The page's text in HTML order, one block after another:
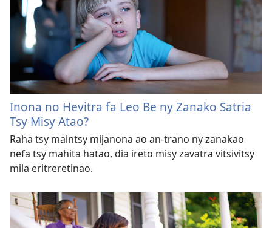
Inona no Hevitra fa Leo Be ny Zanako Satria
Tsy Misy Atao?
Raha tsy maintsy mijanona ao an-trano ny zanakao
nefa tsy mahita hatao, dia ireto misy zavatra vitsivitsy
mila eritreretinao.